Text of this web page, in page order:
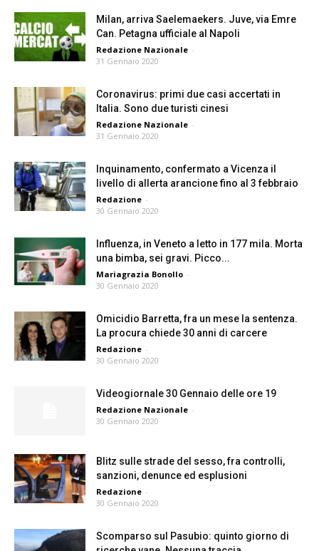
Milan, arriva Saelemaekers. Juve, via Emre
Can. Petagna ufficiale al Napoli
Redazione Nazionale -
31 Gennaio 2020
Coronavirus: primi due casi accertati in
Italia. Sono due turisti cinesi
Redazione Nazionale -
31 Gennaio 2020
Inquinamento, confermato a Vicenza il
livello di allerta arancione fino al 3 febbraio
Redazione -
30 Gennaio 2020
Influenza, in Veneto a letto in 177 mila. Morta
una bimba, sei gravi. Picco...
Mariagrazia Bonollo -
30 Gennaio 2020
Omicidio Barretta, fra un mese la sentenza.
La procura chiede 30 anni di carcere
Redazione -
30 Gennaio 2020
Videogiornale 30 Gennaio delle ore 19
Redazione Nazionale -
30 Gennaio 2020
Blitz sulle strade del sesso, fra controlli,
sanzioni, denunce ed esplusioni
Redazione -
30 Gennaio 2020
Scomparso sul Pasubio: quinto giorno di